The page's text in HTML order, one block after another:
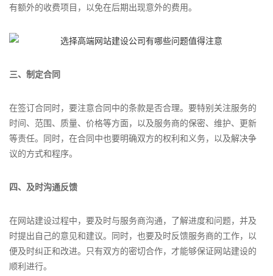
有额外的收费项目，以免在后期出现意外的费用。
三、制定合同
在签订合同时，要注意合同中的条款是否合理。要特别关注服务的
时间、范围、质量、价格等方面，以及服务商的保密、维护、更新
等责任。同时，在合同中也要明确双方的权利和义务，以及解决争
议的方式和程序。
四、及时沟通反馈
在网站建设过程中，要及时与服务商沟通，了解进度和问题，并及
时提出自己的意见和建议。同时，也要及时反馈服务商的工作，以
便及时纠正和改进。只有双方的密切合作，才能够保证网站建设的
顺利进行。